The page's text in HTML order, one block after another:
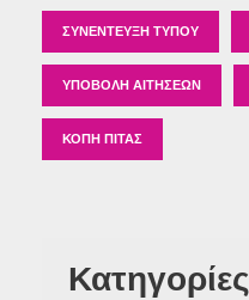
ΣΥΝΈΝΤΕΥΞΗ ΤΎΠΟΥ
ΥΠΟΒΟΛΉ ΑΙΤΉΣΕΩΝ
ΚΟΠΉ ΠΊΤΑΣ
Κατηγορίες